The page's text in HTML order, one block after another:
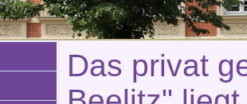
Das privat